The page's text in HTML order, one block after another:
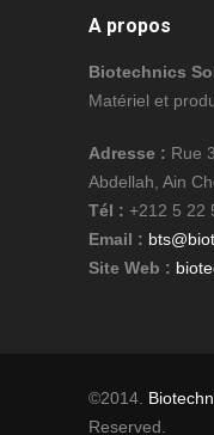
A propos
Biotechnics
Matériel et
Adresse : Rue
Abdellah, Ain
Tél : +212 5 22
Email :
Site Web :
©2014.
Reserved.